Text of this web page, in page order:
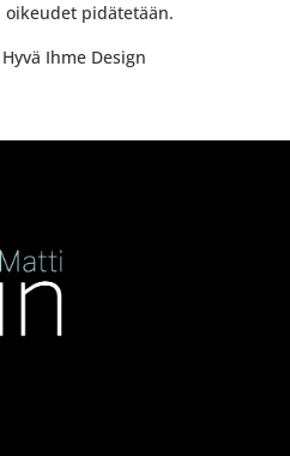
pidätetään.
Ihme Design